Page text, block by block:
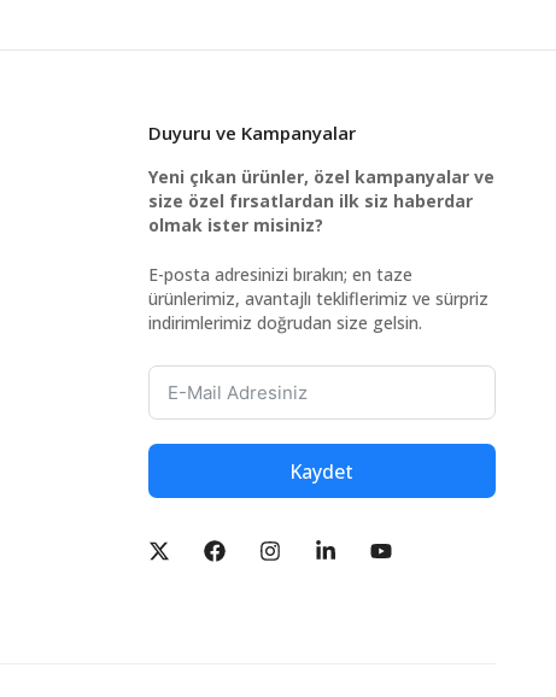
Duyuru ve Kampanyalar
Yeni çıkan ürünler, özel kampanyalar ve
size özel fırsatlardan ilk siz haberdar
olmak ister misiniz?
E-posta adresinizi bırakın; en taze
ürünlerimiz, avantajlı tekliflerimiz ve sürpriz
indirimlerimiz doğrudan size gelsin.
Kaydet